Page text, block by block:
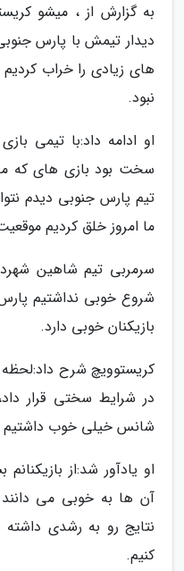
به گزارش از ، میشو
دیدار تیمش با پارس
های زیادی را خراب کردیم
نبود.
او ادامه داد:با تیمی
سخت بود بازی های که من
تیم پارس جنوبی دیدم
ما امروز خلق کردیم
سرمربی تیم شاهین
شروع خوبی نداشتیم
بازیکنان خوبی دارد.
کریستوویچ شرح داد:لحظه
شانس خیلی خوب داشتیم و
او یادآور شد:از
آن ها به خوبی می دانند
نتایج رو به رشدی
کنیم.